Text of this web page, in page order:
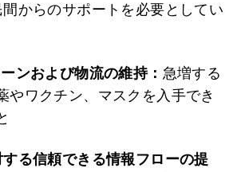
からのサポートを必要としてい
ンおよび物流の維持： 急増する
やワクチン、マスクを入手でき
る信頼できる情報フローの提